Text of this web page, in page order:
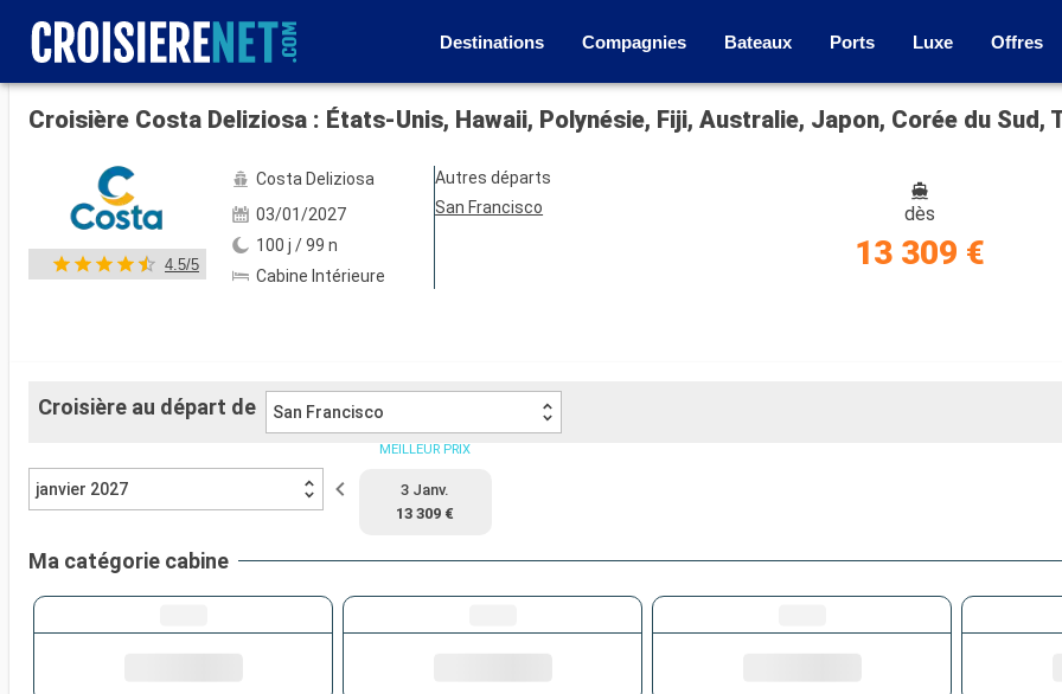
Destinations Compagnies Bateaux Ports Luxe Offres
Voir les 66 autres photos
4.5/5
Costa Deliziosa
03/01/2027
100 j / 99 n
Cabine Intérieure
Autres départs
San Francisco
dès
13 309 €
Croisière au départ de San Francisco
janvier 2027
MEILLEUR PRIX
3 Janv.
13 309 €
Ma catégorie cabine